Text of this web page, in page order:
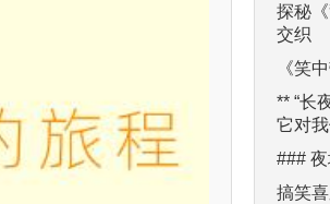
探秘
交织
《笑
** “长
它对
###
搞笑